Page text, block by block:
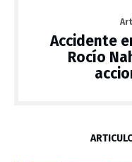
Accidente
Rocío